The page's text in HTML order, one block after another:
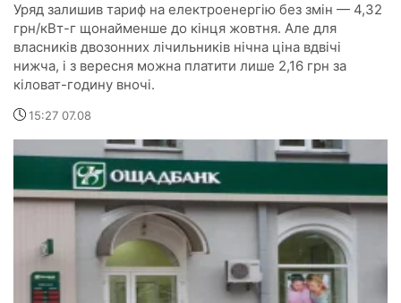
Уряд залишив тариф на електроенергію без змін — 4,32
грн/кВт-г щонайменше до кінця жовтня. Але для
власників двозонних лічильників нічна ціна вдвічі
нижча, і з вересня можна платити лише 2,16 грн за
кіловат-годину вночі.
15:27 07.08